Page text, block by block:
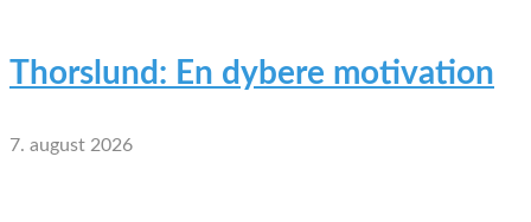
Thorslund: En dybere motivation
7. august 2026